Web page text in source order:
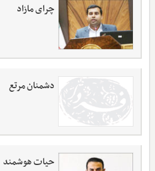
چرای مازاد
دشمنان مرتع
حیات هوشمند